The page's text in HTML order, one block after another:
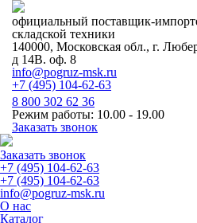
официальный поставщик-
складской техники
140000, Московская обл., г.
д 14В. оф. 8
info@pogruz-msk.ru
+7 (495) 104-62-63
8 800 302 62 36
Режим работы: 10.00 - 19.00
Заказать звонок
Заказать звонок
+7 (495) 104-62-63
+7 (495) 104-62-63
info@pogruz-msk.ru
О нас
Каталог